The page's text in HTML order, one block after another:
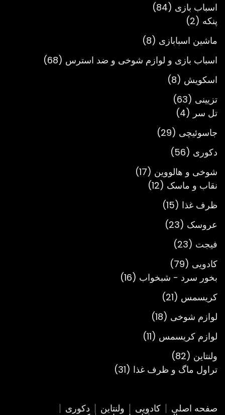
اسباب بازی 84
84
پنکه 2
2
محصول
ماشین اسبابازی 8
8
اسباب بازی و لوازم شوخی و ضد استرس 68
68
اسکویش 8
8
تزیینی 63
63
محصول
تل سر 4
4
محصول
جاسوئیچی 29
29
دکوری 56
56
محصول
شوخی و هالووین 17
17
نقاب و ماسک 12
12
ظرف غذا 15
15
محصول
عروسک 23
23
فیجت 23
23
محصول
کادویی 79
79
محصول
بخور سرد - شبخواب 16
16
کریسمس 21
21
محصول
لوازم شوخی 18
18
محصول
لوازم کریسمس 11
11
ولنتاین 82
82
محصول
تراول ماگ و ظرف غذا 31
31
صفحه اصلی کادویی ولنتاین دکوری